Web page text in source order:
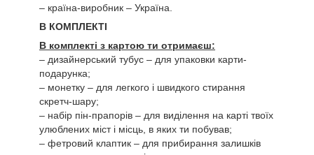
– країна-виробник – Україна.
В КОМПЛЕКТІ
В комплекті з картою ти отримаєш:
– дизайнерський тубус – для упаковки карти-
подарунка;
– монетку – для легкого і швидкого стирання
скретч-шару;
– набір пін-прапорів – для виділення на карті твоїх
улюблених міст і місць, в яких ти побував;
– фетровий клаптик – для прибирання залишків